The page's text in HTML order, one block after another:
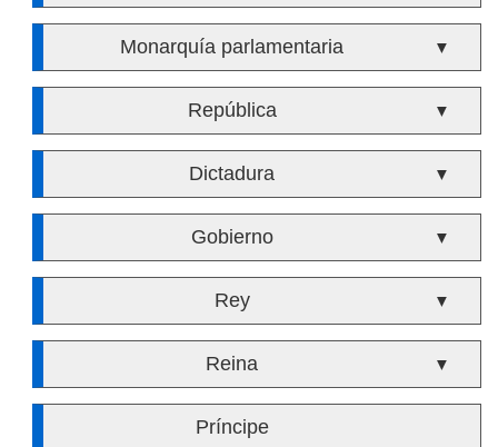
Monarquía parlamentaria ▼
República ▼
Dictadura ▼
Gobierno ▼
Rey ▼
Reina ▼
Príncipe